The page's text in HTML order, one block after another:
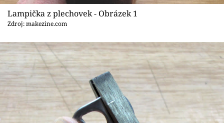
Sledujte nás
Lampička z plechovek - Obrázek 1
Zdroj: makezine.com